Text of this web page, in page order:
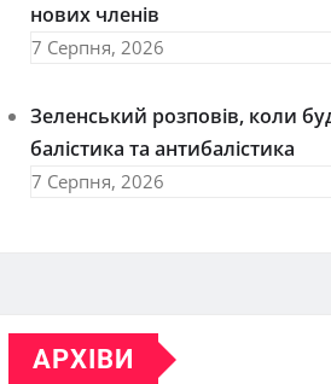
нових членів
7 Серпня, 2026
Зеленський розповів, коли
балістика та антибалістика
7 Серпня, 2026
АРХІВИ